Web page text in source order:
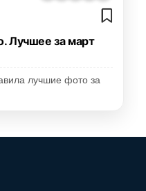
Лучшее за март
лучшие фото за